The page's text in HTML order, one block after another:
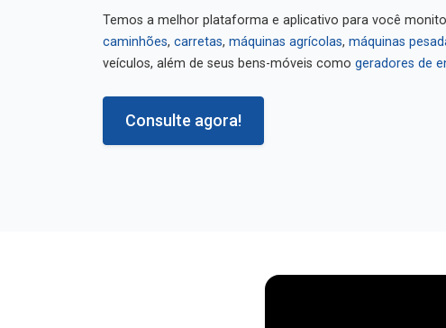
Temos a melhor plataforma e aplicativo para você
caminhões, carretas, máquinas agrícolas, máquinas
veículos, além de seus bens-móveis como geradores de
Consulte agora!